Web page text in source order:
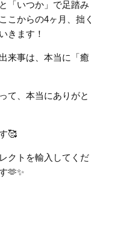
「いつか」で足踏み
こからの4ヶ月、拙く
きます！
来事は、本当に「癒
て、本当にありがと
🥰
クトを輸入してくだ
🫶✨